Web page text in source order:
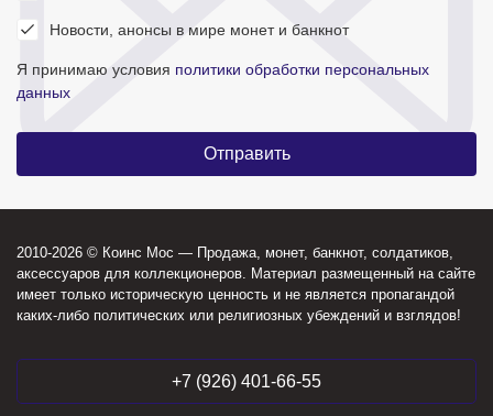
Новости, анонсы в мире монет и банкнот
Я принимаю условия политики обработки персональных
данных
2010-2026 © Коинс Мос — Продажа, монет, банкнот, солдатиков,
аксессуаров для коллекционеров. Материал размещенный на сайте
имеет только историческую ценность и не является пропагандой
каких-либо политических или религиозных убеждений и взглядов!
+7 (926) 401-66-55